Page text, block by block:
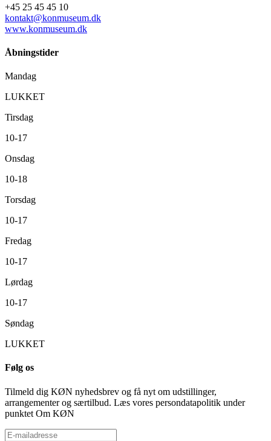
+45 25 45 45 10
kontakt@konmuseum.dk
www.konmuseum.dk
Åbningstider
Mandag
LUKKET
Tirsdag
10-17
Onsdag
10-18
Torsdag
10-17
Fredag
10-17
Lørdag
10-17
Søndag
LUKKET
Følg os
Tilmeld dig KØN nyhedsbrev og få nyt om udstillinger,
arrangementer og særtilbud. Læs vores persondatapolitik under
punktet Om KØN